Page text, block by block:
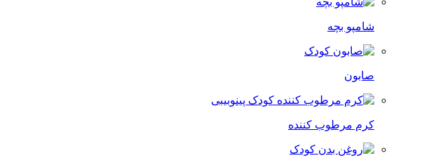
شامپو بچه
صابون
کرم مرطوب کننده